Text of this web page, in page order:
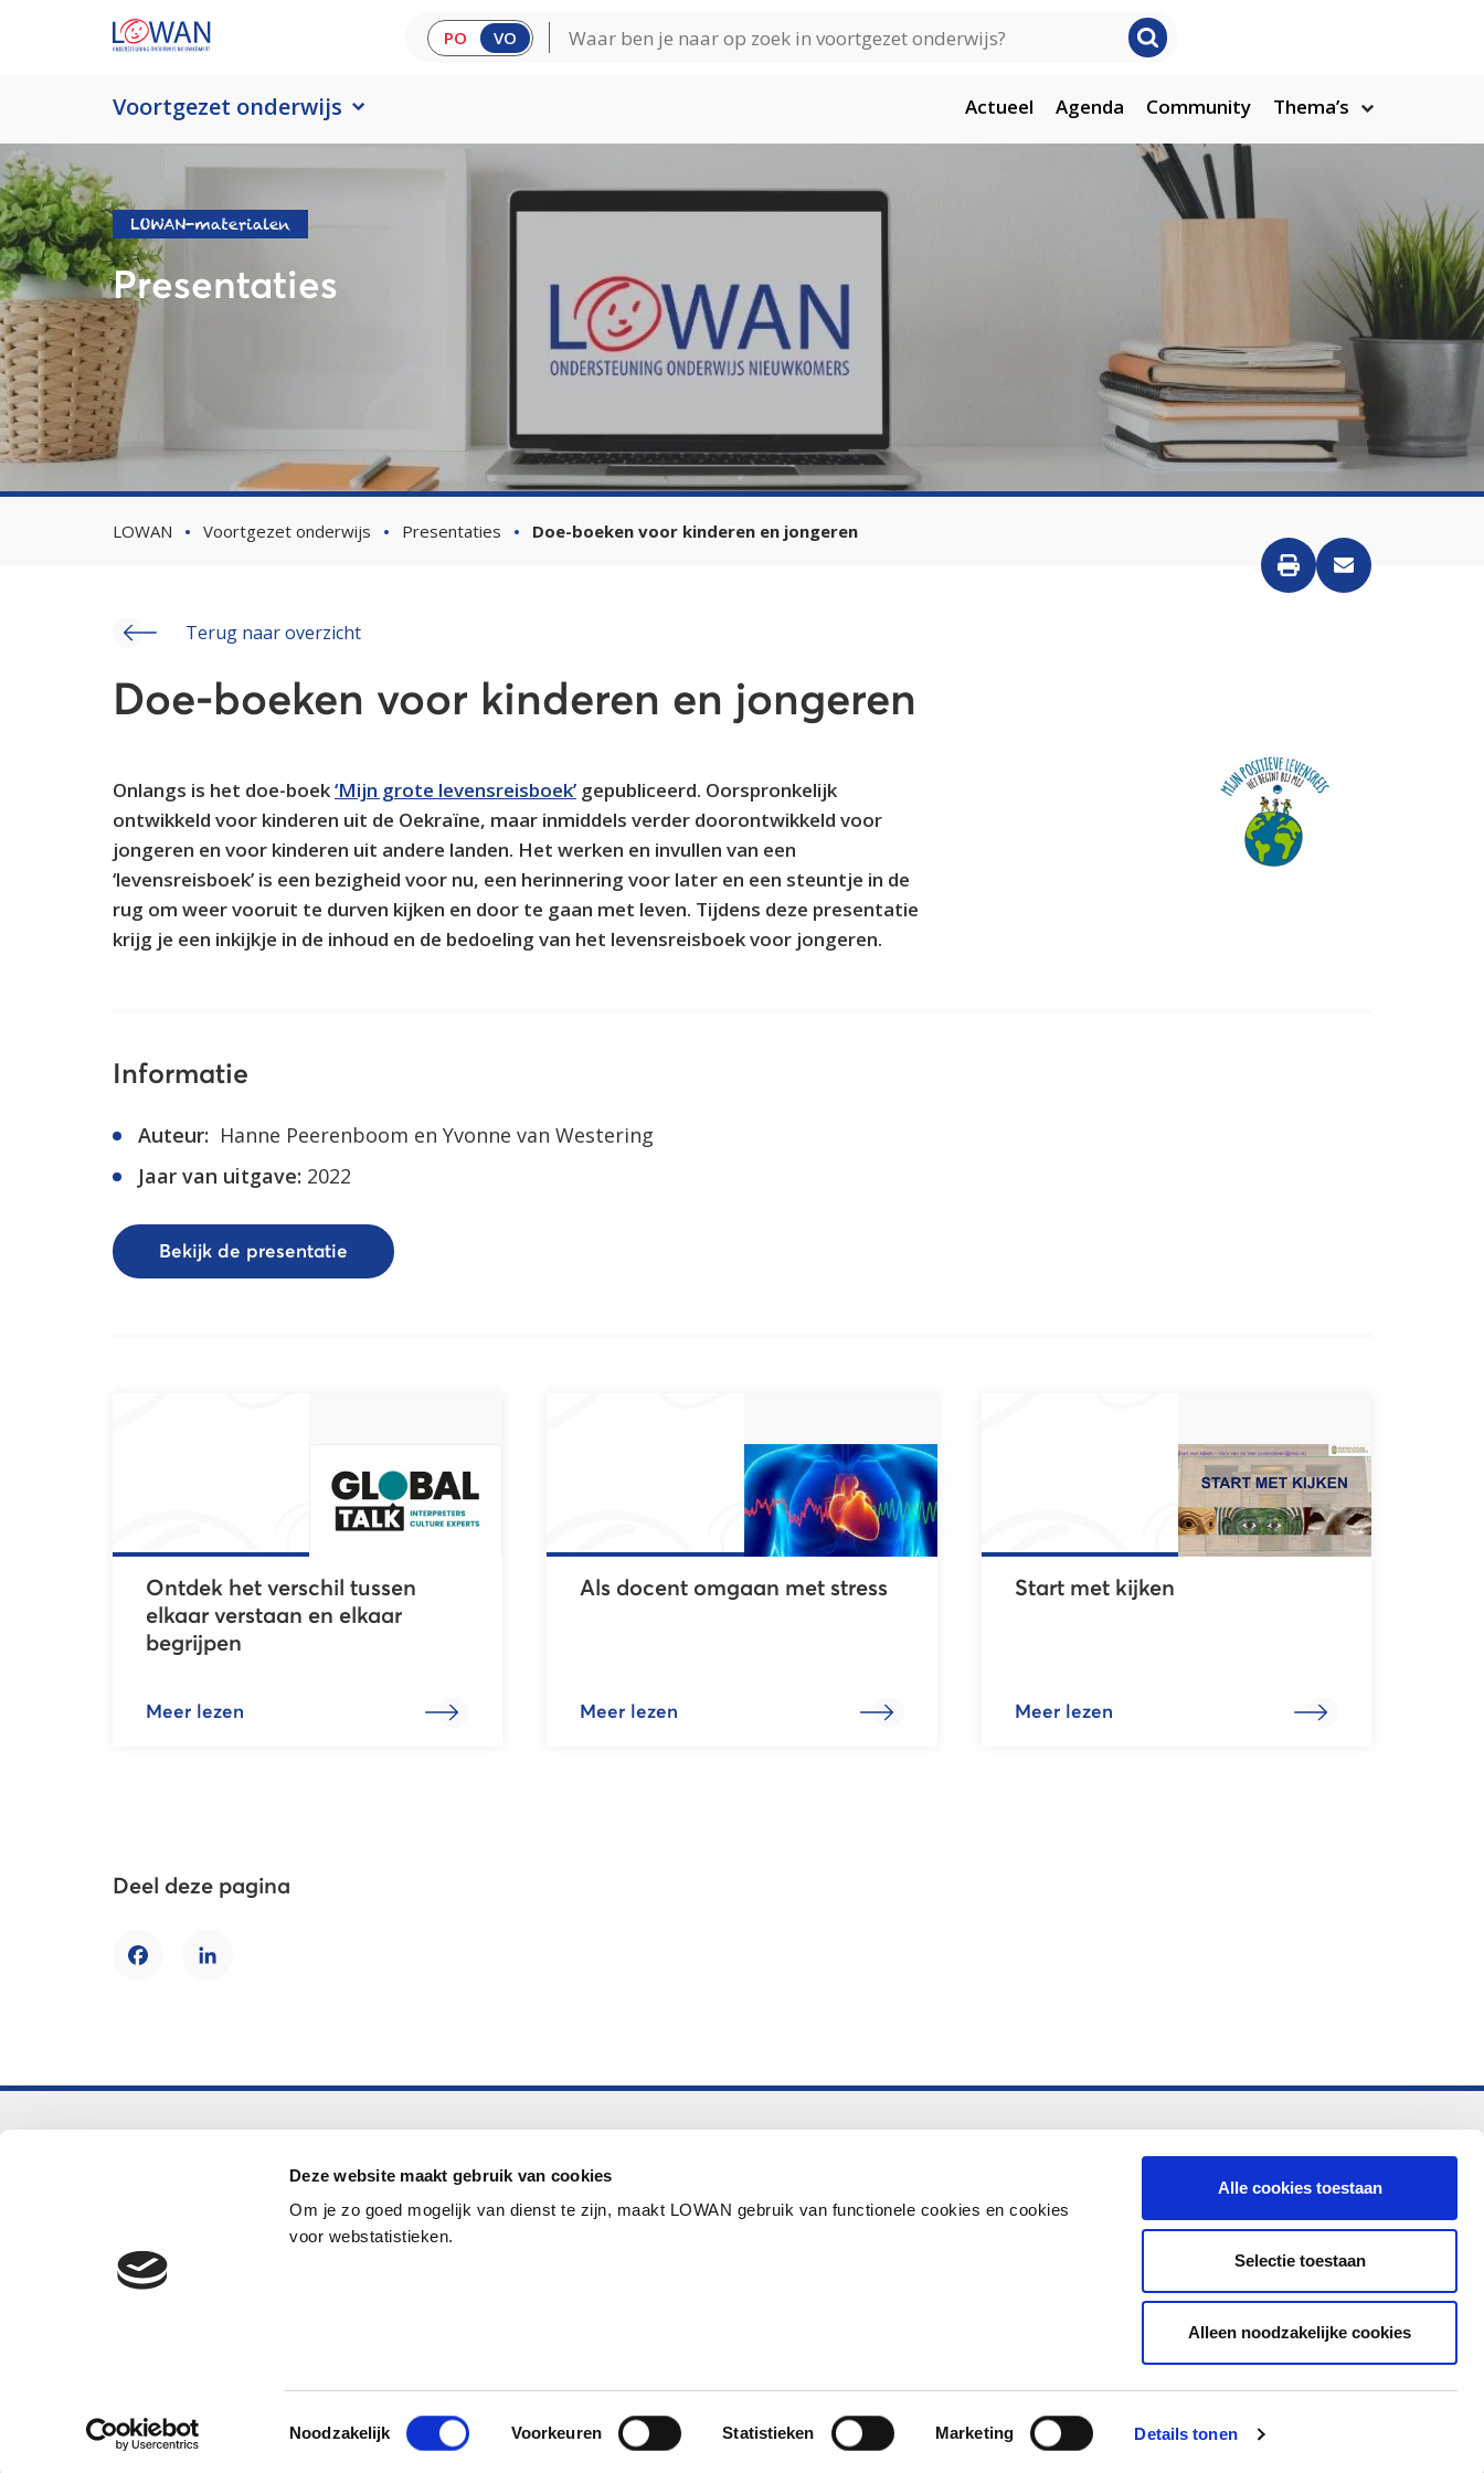
Deze website maakt gebruik van cookies
Om je zo goed mogelijk van dienst te zijn, maakt LOWAN gebruik van functionele cookies en cookies
voor webstatistieken.
Toestemmingsselectie
Noodzakelijk Voorkeuren Statistieken Marketing Details tonen
Alle cookies toestaan
Selectie toestaan
Alleen noodzakelijke cookies
PO VO
Voortgezet onderwijs Actueel Agenda Community Thema’s
LOWAN-materialen
Presentaties
LOWAN Voortgezet onderwijs Presentaties Doe-boeken voor kinderen en jongeren
Terug naar overzicht
Doe-boeken voor kinderen en jongeren
Onlangs is het doe-boek‘Mijn grote levensreisboek’ gepubliceerd. Oorspronkelijk
ontwikkeld voor kinderen uit de Oekraïne, maar inmiddels verder doorontwikkeld voor
jongeren en voor kinderen uit andere landen. Het werken en invullen van een
‘levensreisboek’ is een bezigheid voor nu, een herinnering voor later en een steuntje in de
rug om weer vooruit te durven kijken en door te gaan met leven. Tijdens deze presentatie
krijg je een inkijkje in de inhoud en de bedoeling van het levensreisboek voor jongeren.
Informatie
Auteur: Hanne Peerenboom en Yvonne van Westering
Jaar van uitgave: 2022
Bekijk de presentatie
Ontdek het verschil tussen
elkaar verstaan en elkaar
begrijpen
Meer lezen
Als docent omgaan met stress
Meer lezen
Start met kijken
Meer lezen
Deel deze pagina
FacebookLinkedIn